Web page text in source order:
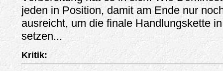
jeden in Position, damit am Ende nur
ausreicht, um die finale Handlungskette
setzen...
Kritik: